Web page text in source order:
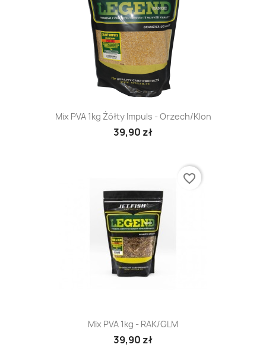
Mix PVA 1kg Żółty Impuls - Orzech/Klon
39,90 zł
Mix PVA 1kg - RAK/GLM
39,90 zł
favorite_border